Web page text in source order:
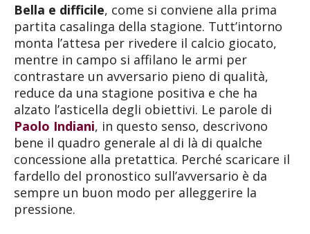
Bella e difficile, come si conviene alla prima
partita casalinga della stagione. Tutt’intorno
monta l’attesa per rivedere il calcio giocato,
mentre in campo si affilano le armi per
contrastare un avversario pieno di qualità,
reduce da una stagione positiva e che ha
alzato l’asticella degli obiettivi. Le parole di
Paolo Indiani, in questo senso, descrivono
bene il quadro generale al di là di qualche
concessione alla pretattica. Perché scaricare il
fardello del pronostico sull’avversario è da
sempre un buon modo per alleggerire la
pressione.